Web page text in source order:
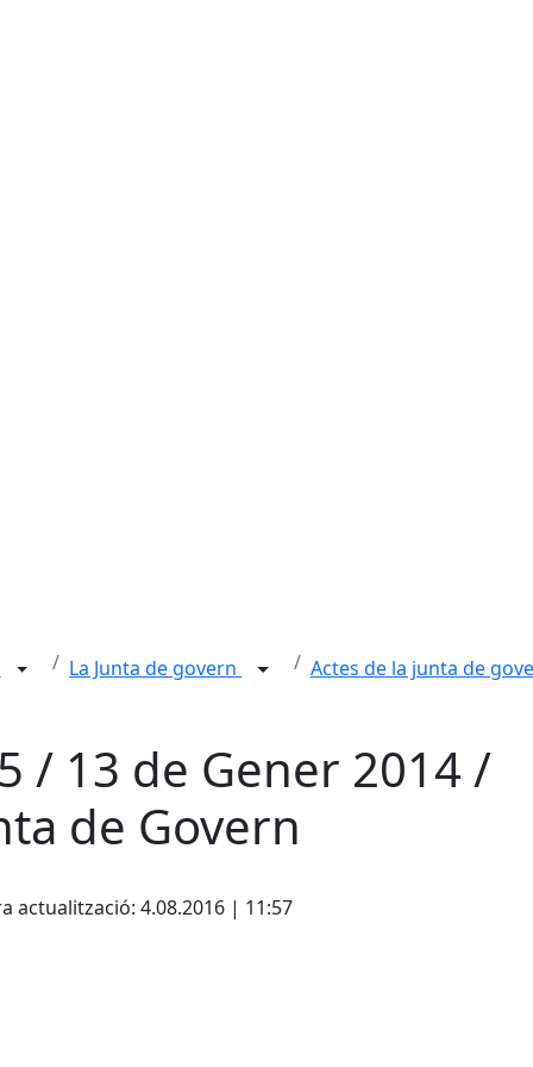
La Junta de govern
Actes de la junta de
/ 13 de Gener 2014 /
de Govern
actualització: 4.08.2016 | 11:57